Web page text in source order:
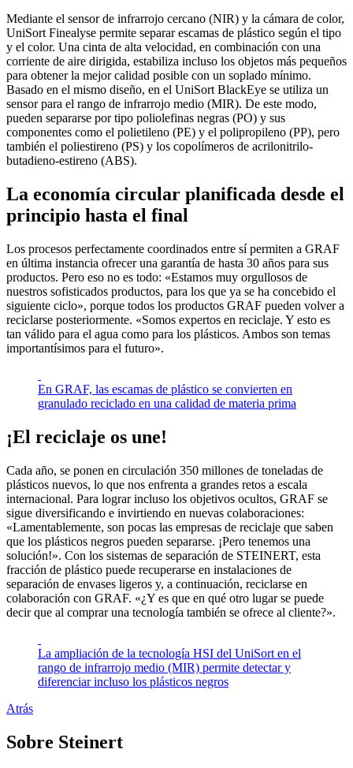
Mediante el sensor de infrarrojo cercano (NIR) y la cámara de color,
UniSort Finealyse permite separar escamas de plástico según el tipo
y el color. Una cinta de alta velocidad, en combinación con una
corriente de aire dirigida, estabiliza incluso los objetos más pequeños
para obtener la mejor calidad posible con un soplado mínimo.
Basado en el mismo diseño, en el UniSort BlackEye se utiliza un
sensor para el rango de infrarrojo medio (MIR). De este modo,
pueden separarse por tipo poliolefinas negras (PO) y sus
componentes como el polietileno (PE) y el polipropileno (PP), pero
también el poliestireno (PS) y los copolímeros de acrilonitrilo-
butadieno-estireno (ABS).
La economía circular planificada desde el
principio hasta el final
Los procesos perfectamente coordinados entre sí permiten a GRAF
en última instancia ofrecer una garantía de hasta 30 años para sus
productos. Pero eso no es todo: «Estamos muy orgullosos de
nuestros sofisticados productos, para los que ya se ha concebido el
siguiente ciclo», porque todos los productos GRAF pueden volver a
reciclarse posteriormente. «Somos expertos en reciclaje. Y esto es
tan válido para el agua como para los plásticos. Ambos son temas
importantísimos para el futuro».
En GRAF, las escamas de plástico se convierten en
granulado reciclado en una calidad de materia prima
¡El reciclaje os une!
Cada año, se ponen en circulación 350 millones de toneladas de
plásticos nuevos, lo que nos enfrenta a grandes retos a escala
internacional. Para lograr incluso los objetivos ocultos, GRAF se
sigue diversificando e invirtiendo en nuevas colaboraciones:
«Lamentablemente, son pocas las empresas de reciclaje que saben
que los plásticos negros pueden separarse. ¡Pero tenemos una
solución!». Con los sistemas de separación de STEINERT, esta
fracción de plástico puede recuperarse en instalaciones de
separación de envases ligeros y, a continuación, reciclarse en
colaboración con GRAF. «¿Y es que en qué otro lugar se puede
decir que al comprar una tecnología también se ofrece al cliente?».
La ampliación de la tecnología HSI del UniSort en el
rango de infrarrojo medio (MIR) permite detectar y
diferenciar incluso los plásticos negros
Atrás
Sobre Steinert